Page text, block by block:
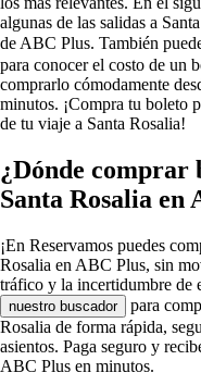
algunas de las salidas a
de ABC Plus. También
para conocer el costo de un
comprarlo cómodamente
minutos. ¡Compra tu boleto
de tu viaje a Santa Rosalia!
¿Dónde comprar
Santa Rosalia en
¡En Reservamos puedes
Rosalia en ABC Plus, sin
tráfico y la incertidumbre de
nuestro buscador
para
Rosalia de forma rápida,
asientos. Paga seguro y
ABC Plus en minutos.